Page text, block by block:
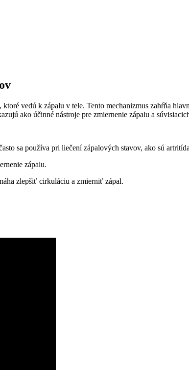
vedú k zápalu v tele. Tento mechanizmus zahŕňa
ako účinné nástroje pre zmiernenie zápalu a
sa používa pri liečení zápalových stavov, ako sú
zápalu.
zlepšiť cirkuláciu a zmierniť zápal.